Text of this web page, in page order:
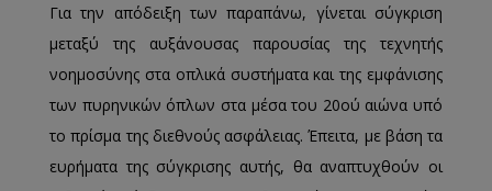
Για την απόδειξη των παραπάνω, γίνεται σύγκριση
μεταξύ της αυξάνουσας παρουσίας της τεχνητής
νοημοσύνης στα οπλικά συστήματα και της εμφάνισης
των πυρηνικών όπλων στα μέσα του 20ού αιώνα υπό
το πρίσμα της διεθνούς ασφάλειας. Έπειτα, με βάση τα
ευρήματα της σύγκρισης αυτής, θα αναπτυχθούν οι